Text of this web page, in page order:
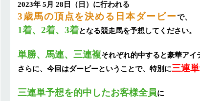
2023年 5月 28日（日）に行われる
3歳馬の頂点を決める日本ダービーで、
1着、2着、3着となる競走馬を予想してください。
単勝、馬連、三連複それぞれ的中すると豪華アイ
さらに、今回はダービーということで、特別に三連
三連単予想を的中したお客様全員に